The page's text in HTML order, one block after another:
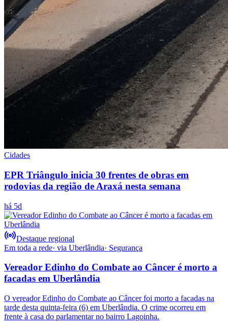
Cidades
EPR Triângulo inicia 30 frentes de obras em
rodovias da região de Araxá nesta semana
há 5d
Destaque regional
Em toda a rede· via Uberlândia· Segurança
Vereador Edinho do Combate ao Câncer é morto a
facadas em Uberlândia
O vereador Edinho do Combate ao Câncer foi morto a facadas na
tarde desta quinta-feira (6) em Uberlândia. O crime ocorreu em
frente à casa do parlamentar no bairro Lagoinha.